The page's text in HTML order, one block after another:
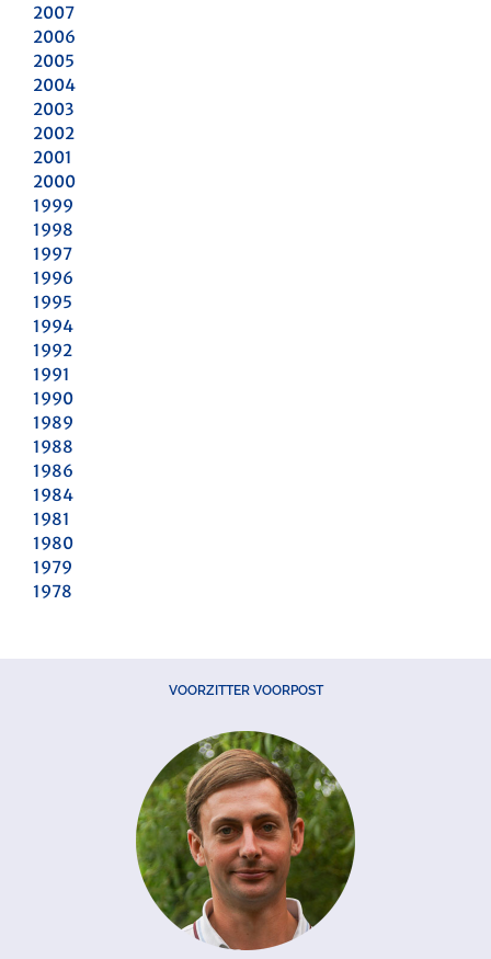
2007
2006
2005
2004
2003
2002
2001
2000
1999
1998
1997
1996
1995
1994
1992
1991
1990
1989
1988
1986
1984
1981
1980
1979
1978
VOORZITTER VOORPOST